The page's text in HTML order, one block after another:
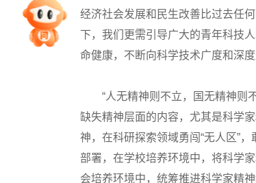
经济社会发展和民生改善比过去任
下，我们更需引导广大的青年科技
命健康，不断向科学技术广度和深
“人无精神则不立，国无精神则不
缺失精神层面的内容，尤其是科学
神，在科研探索领域勇闯“无人区”，
部署，在学校培养环境中，将科学
会培养环境中，统筹推进科学家精
专家指导课